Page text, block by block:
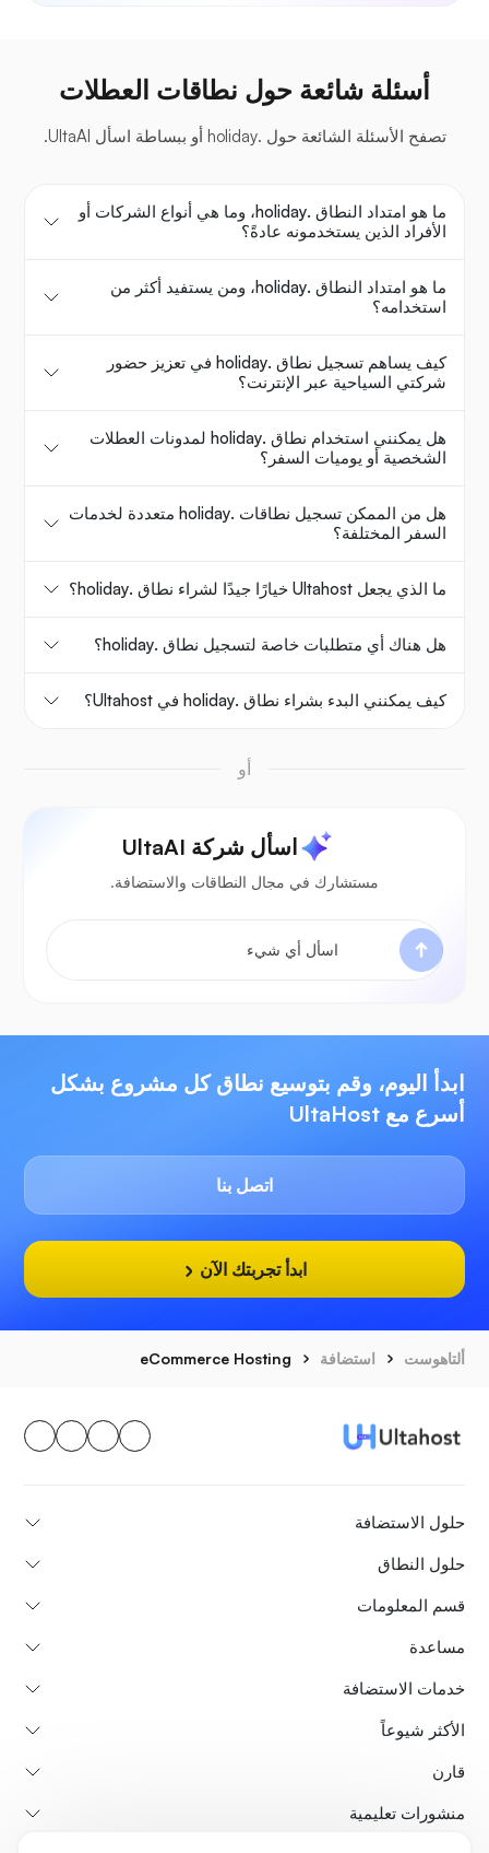
أسئلة شائعة حول نطاقات العطلات
تصفح الأسئلة الشائعة حول .holiday أو ببساطة اسأل UltaAI.
ما هو امتداد النطاق .holiday، وما هي أنواع الشركات أو
الأفراد الذين يستخدمونه عادةً؟
ما هو امتداد النطاق .holiday، ومن يستفيد أكثر من
استخدامه؟
كيف يساهم تسجيل نطاق .holiday في تعزيز حضور
شركتي السياحية عبر الإنترنت؟
هل يمكنني استخدام نطاق .holiday لمدونات العطلات
الشخصية أو يوميات السفر؟
هل من الممكن تسجيل نطاقات .holiday متعددة لخدمات
السفر المختلفة؟
ما الذي يجعل Ultahost خيارًا جيدًا لشراء نطاق .holiday؟
هل هناك أي متطلبات خاصة لتسجيل نطاق .holiday؟
كيف يمكنني البدء بشراء نطاق .holiday في Ultahost؟
أو
اسأل شركة UltaAI
مستشارك في مجال النطاقات والاستضافة.
ابدأ اليوم، وقم بتوسيع نطاق كل مشروع بشكل
أسرع مع UltaHost
اتصل بنا
ابدأ تجربتك الآن
ألتاهوست استضافة eCommerce Hosting
حلول الاستضافة
حلول النطاق
قسم المعلومات
مساعدة
خدمات الاستضافة
الأكثر شيوعاً
قارن
منشورات تعليمية